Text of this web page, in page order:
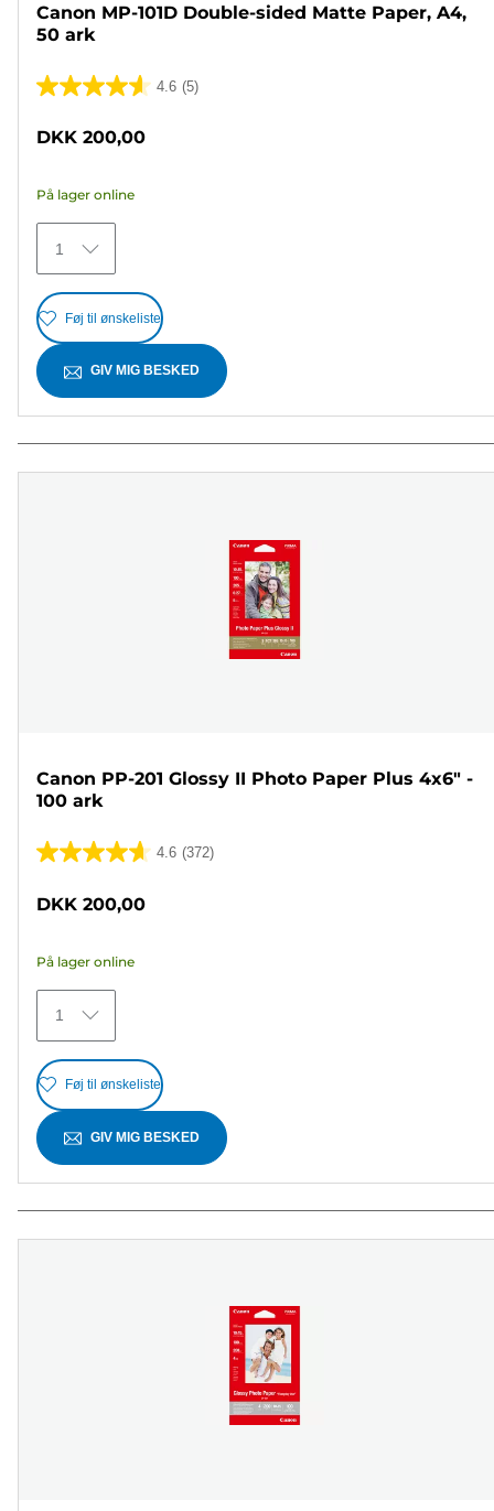
Canon MP-101D Double-sided Matte Paper, A4,
50 ark
4.6 (5)
4.6
stjerner.
5
anmeldelser
DKK 200,00
På lager online
1
Føj til ønskeliste
GIV MIG BESKED
Canon PP-201 Glossy II Photo Paper Plus 4x6" -
100 ark
4.6 (372)
4.6
af
stjerner.
372
anmeldelser
DKK 200,00
På lager online
1
Føj til ønskeliste
GIV MIG BESKED